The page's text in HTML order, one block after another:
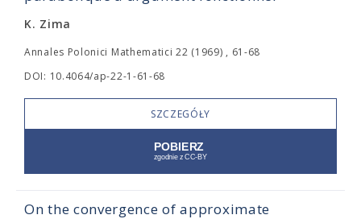
K. Zima
Annales Polonici Mathematici 22 (1969) , 61-68
DOI: 10.4064/ap-22-1-61-68
SZCZEGÓŁY
On the convergence of approximate